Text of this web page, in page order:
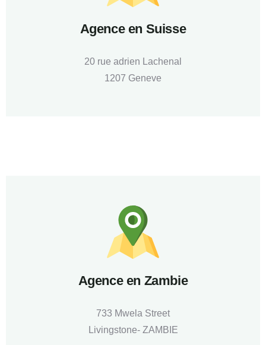
Agence en Suisse
20 rue adrien Lachenal
1207 Geneve
Agence en Zambie
733 Mwela Street
Livingstone- ZAMBIE